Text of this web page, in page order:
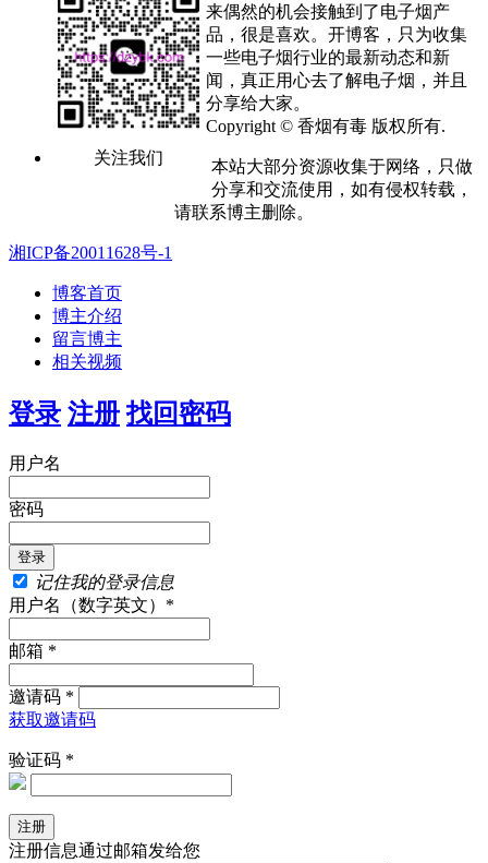
关注我们
来偶然的机会接触到了电子烟产
品，很是喜欢。开博客，只为收集
一些电子烟行业的最新动态和新
闻，真正用心去了解电子烟，并且
分享给大家。
Copyright © 香烟有毒 版权所有.
本站大部分资源收集于网络，只做
分享和交流使用，如有侵权转载，
请联系博主删除。
湘ICP备20011628号-1
博客首页
博主介绍
留言博主
相关视频
登录 注册 找回密码
用户名
密码
记住我的登录信息
用户名（数字英文）*
邮箱 *
邀请码 *
获取邀请码
验证码 *
注册信息通过邮箱发给您